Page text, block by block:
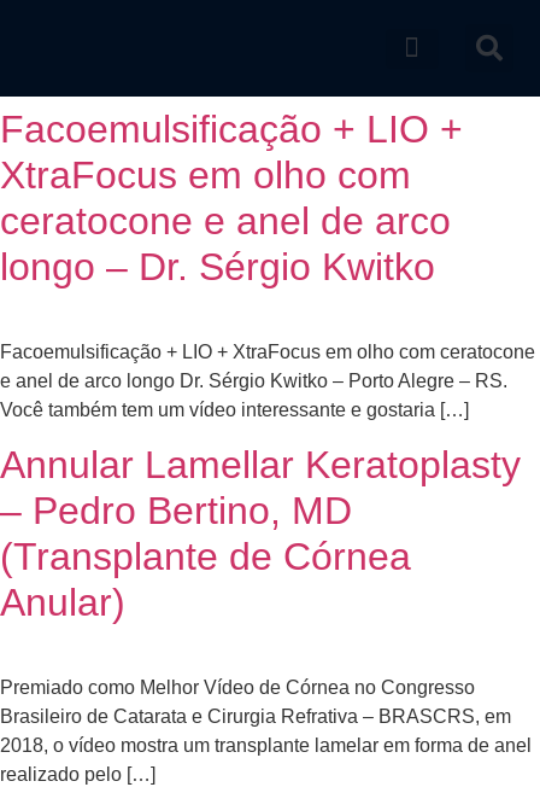
Facoemulsificação + LIO +
XtraFocus em olho com
ceratocone e anel de arco
longo – Dr. Sérgio Kwitko
Facoemulsificação + LIO + XtraFocus em olho com ceratocone
e anel de arco longo Dr. Sérgio Kwitko – Porto Alegre – RS.
Você também tem um vídeo interessante e gostaria […]
Annular Lamellar Keratoplasty
– Pedro Bertino, MD
(Transplante de Córnea
Anular)
Premiado como Melhor Vídeo de Córnea no Congresso
Brasileiro de Catarata e Cirurgia Refrativa – BRASCRS, em
2018, o vídeo mostra um transplante lamelar em forma de anel
realizado pelo […]